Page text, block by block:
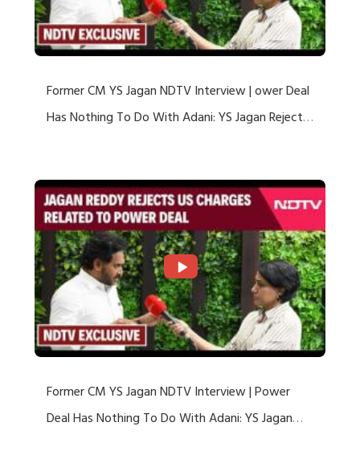
Former CM YS Jagan NDTV Interview | ower Deal
Has Nothing To Do With Adani: YS Jagan Rejects
Former CM YS Jagan NDTV Interview | Power
Deal Has Nothing To Do With Adani: YS Jagan